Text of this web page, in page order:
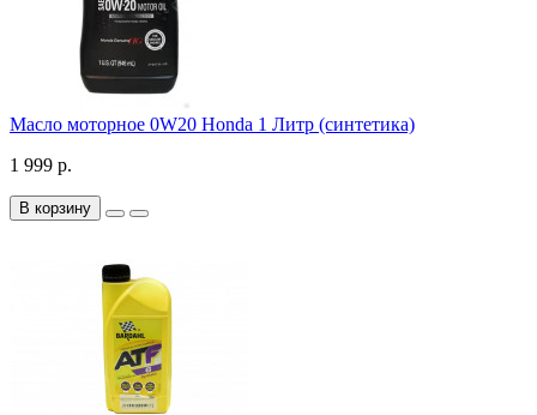
Масло моторное 0W20 Honda 1 Литр (синтетика)
1 999 р.
В корзину